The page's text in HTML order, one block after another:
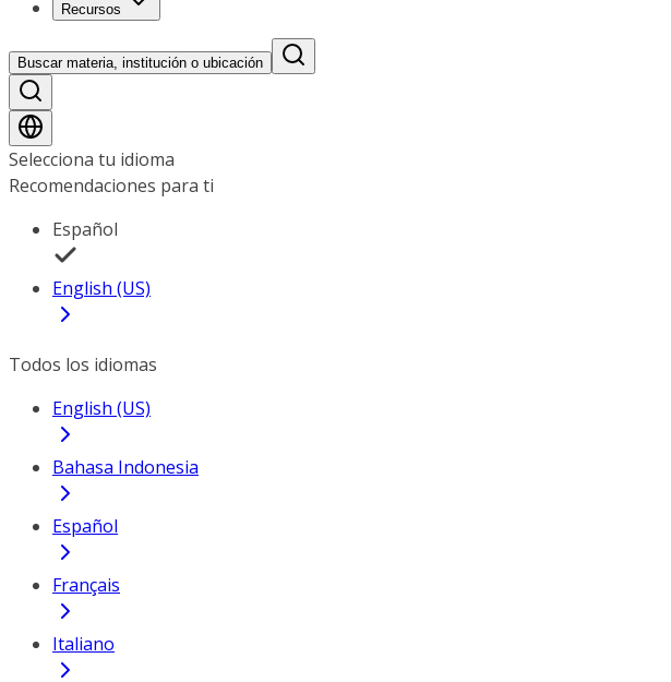
Recursos
Buscar materia, institución o ubicación
Selecciona tu idioma
Recomendaciones para ti
Español
English (US)
Todos los idiomas
English (US)
Bahasa Indonesia
Español
Français
Italiano